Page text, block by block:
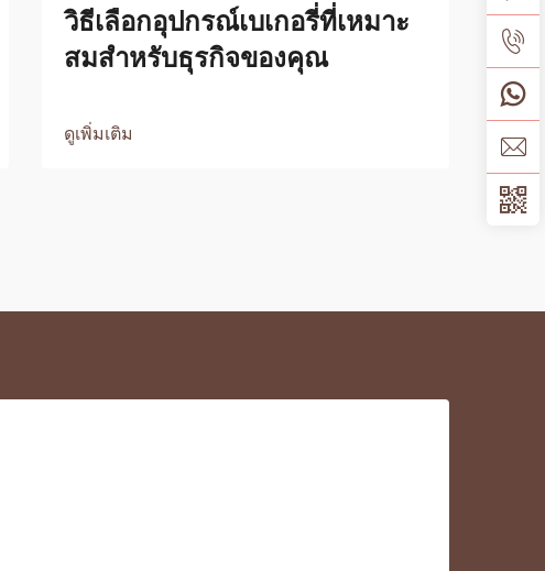
วิธีเลือกอุปกรณ์เบเกอรี่ที่เหมาะ
สมสำหรับธุรกิจของคุณ
ดูเพิ่มเติม
อน
โ
ดูเพิ่